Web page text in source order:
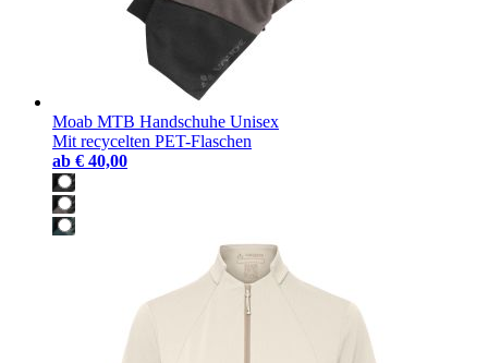
Moab MTB Handschuhe Unisex
Mit recycelten PET-Flaschen
ab € 40,00